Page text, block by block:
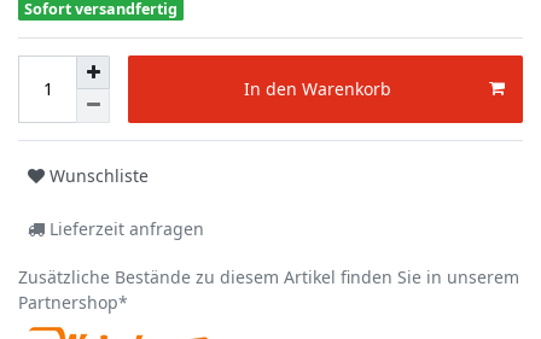
Sofort versandfertig
In den Warenkorb
Wunschliste
Lieferzeit anfragen
Zusätzliche Bestände zu diesem Artikel finden Sie in unserem
Partnershop*